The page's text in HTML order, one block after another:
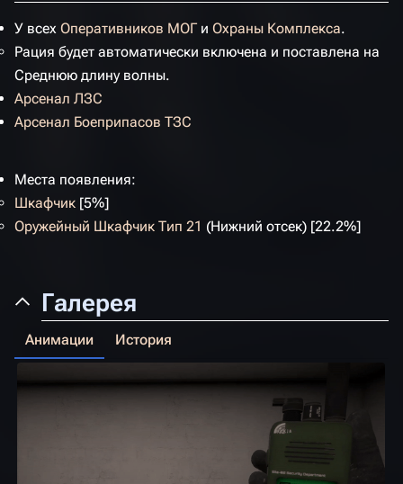
У всех Оперативников МОГи Охраны Комплекса.
Рация будет автоматически включена и поставлена на
Среднюю длину волны.
Арсенал ЛЗС
Арсенал Боеприпасов ТЗС
Места появления:
Шкафчик [5%]
Оружейный Шкафчик Тип 21 (Нижний отсек) [22.2%]
Галерея
Анимации История